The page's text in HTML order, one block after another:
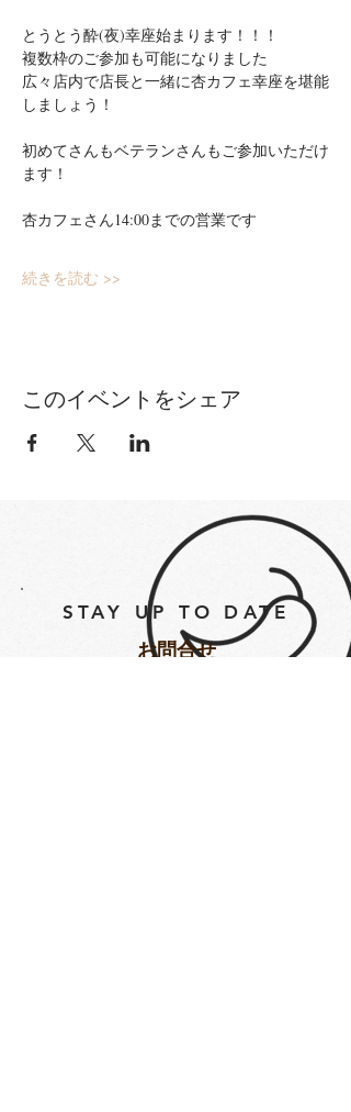
とうとう酔(夜)幸座始まります！！！
複数枠のご参加も可能になりました
広々店内で店長と一緒に杏カフェ幸座を堪能
しましょう！
初めてさんもベテランさんもご参加いただけ
ます！
杏カフェさん14:00までの営業です
続きを読む >>
このイベントをシェア
STAY UP TO DATE
​お問合せ